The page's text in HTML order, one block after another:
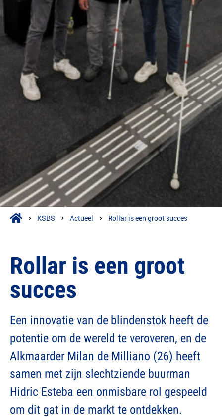
KSBS Actueel Rollar is een groot succes
Rollar is een groot
succes
Een innovatie van de blindenstok heeft de
potentie om de wereld te veroveren, en de
Alkmaarder Milan de Milliano (26) heeft
samen met zijn slechtziende buurman
Hidric Esteba een onmisbare rol gespeeld
om dit gat in de markt te ontdekken.